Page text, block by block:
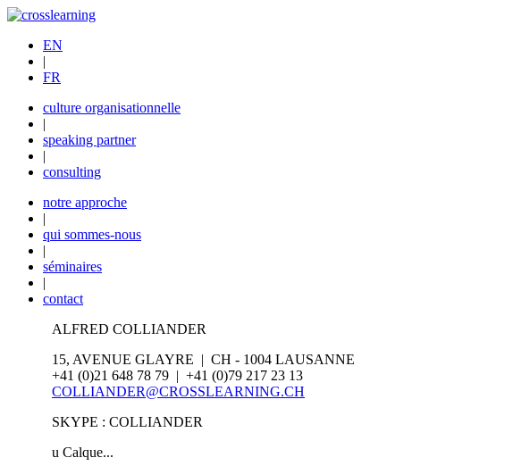
EN
|
FR
culture organisationnelle
|
speaking partner
|
consulting
notre approche
|
qui sommes-nous
|
séminaires
|
contact
ALFRED COLLIANDER
15, AVENUE GLAYRE | CH - 1004 LAUSANNE
+41 (0)21 648 78 79 | +41 (0)79 217 23 13
COLLIANDER@CROSSLEARNING.CH
SKYPE : COLLIANDER
u Calque...